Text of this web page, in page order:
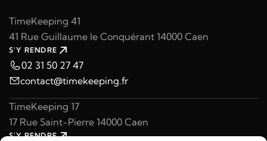
TimeKeeping 41
41 Rue Guillaume le Conquérant 14000 Caen
S'Y RENDRE
02 31 50 27 47
contact@timekeeping.fr
TimeKeeping 17
17 Rue Saint-Pierre 14000 Caen
S'Y RENDRE